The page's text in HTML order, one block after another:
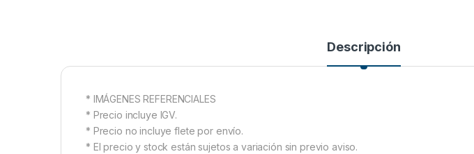
Descripción
* IMÁGENES REFERENCIALES
* Precio incluye IGV.
* Precio no incluye flete por envío.
* El precio y stock están sujetos a variación sin previo aviso.